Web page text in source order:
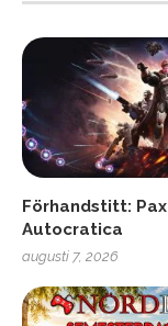
Förhandstitt: Pax
Autocratica
augusti 7, 2026